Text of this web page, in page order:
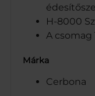
H-8000
A csomag
Márka
Cerbona